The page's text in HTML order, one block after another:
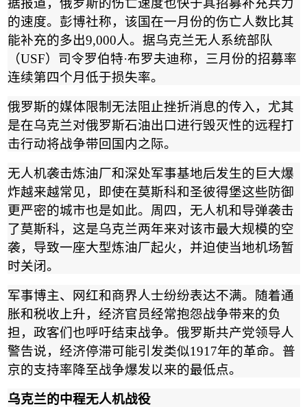
据报道，俄罗斯的伤亡速度也快于其招募补充兵力
的速度。彭博社称，该国在一月份的伤亡人数比其
能补充的多出9,000人。据乌克兰无人系统部队
（USF）司令罗伯特·布罗夫迪称，三月份的招募率
连续第四个月低于损失率。
俄罗斯的媒体限制无法阻止挫折消息的传入，尤其
是在乌克兰对俄罗斯石油出口进行毁灭性的远程打
击行动将战争带回国内之际。
无人机袭击炼油厂和深处军事基地后发生的巨大爆
炸越来越常见，即使在莫斯科和圣彼得堡这些防御
更严密的城市也是如此。周四，无人机和导弹袭击
了莫斯科，这是乌克兰两年来对该市最大规模的空
袭，导致一座大型炼油厂起火，并迫使当地机场暂
时关闭。
军事博主、网红和商界人士纷纷表达不满。随着通
胀和税收上升，经济官员经常抱怨战争带来的负
担，政客们也呼吁结束战争。俄罗斯共产党领导人
警告说，经济停滞可能引发类似1917年的革命。普
京的支持率降至战争爆发以来的最低点。
乌克兰的中程无人机战役